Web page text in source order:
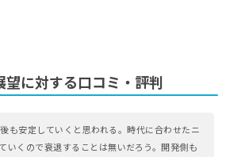
望に対する口コミ・評判
も安定していくと思われる。時代に合わせたニ
いくので衰退することは無いだろう。開発側も